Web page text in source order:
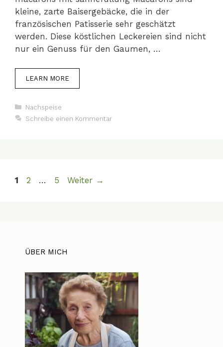
kleine, zarte Baisergebäcke, die in der
französischen Patisserie sehr geschätzt
werden. Diese köstlichen Leckereien sind nicht
nur ein Genuss für den Gaumen, …
LEARN MORE
Kategorien
Nachspeise
Schreibe einen Kommentar
Seite
1 Seite
2 … Seite
5 Weiter →
ÜBER MICH